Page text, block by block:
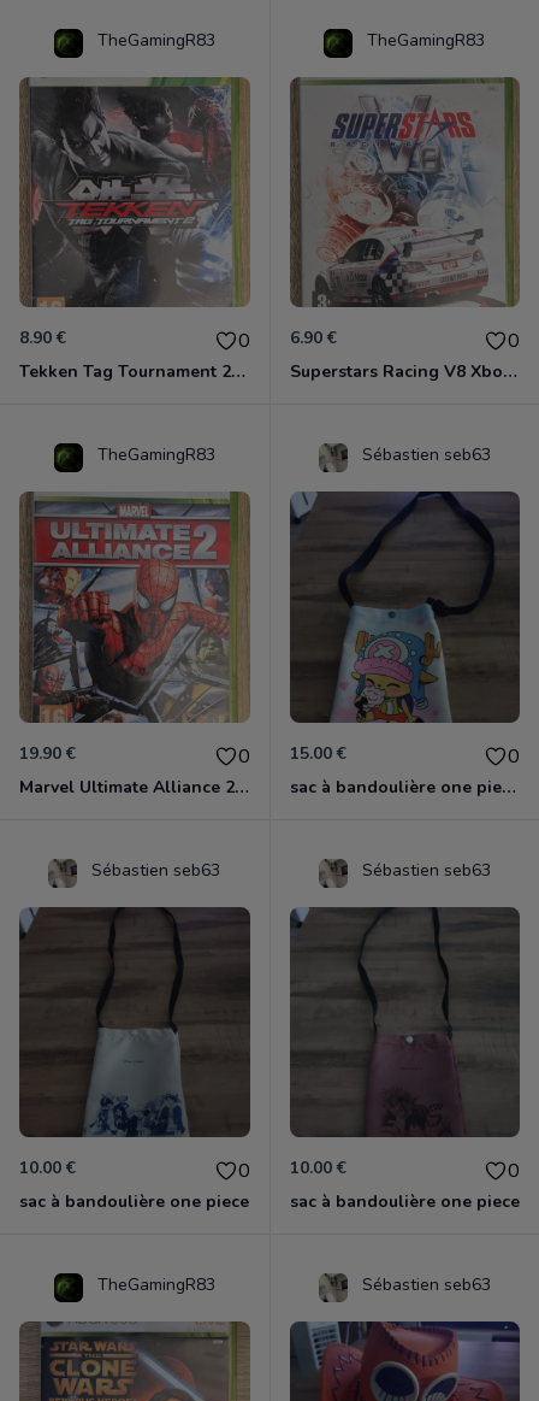
TheGamingR83
8.90 € 0
Tekken Tag Tournament 2 Xbox 360
TheGamingR83
6.90 € 0
Superstars Racing V8 Xbox 360
TheGamingR83
19.90 € 0
Marvel Ultimate Alliance 2 Xbox 360
Sébastien seb63
15.00 € 0
sac à bandoulière one piece chopper
Sébastien seb63
10.00 € 0
sac à bandoulière one piece
Sébastien seb63
10.00 € 0
sac à bandoulière one piece
TheGamingR83 Sébastien seb63